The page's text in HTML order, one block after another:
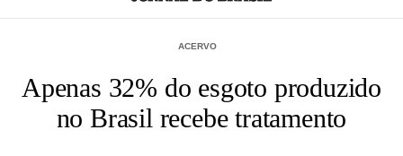
ACERVO
Apenas 32% do esgoto produzido
no Brasil recebe tratamento